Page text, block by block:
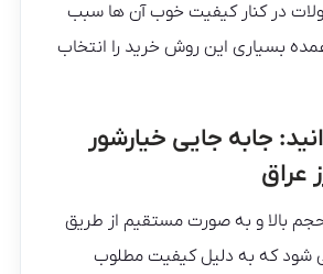
در کنار کیفیت خوب آن ها سبب
بسیاری این روش خرید را انتخاب
جابه جایی خیارشور
عراق
بالا و به صورت مستقیم از طریق
شود که به دلیل کیفیت مطلوب